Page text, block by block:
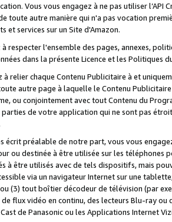
Vous vous engagez à ne pas utiliser l’API
toute autre manière qui n'a pas vocation
et services sur un Site d'Amazon.
à respecter l'ensemble des pages, annexes,
dans la présente Licence et les Politiques
à relier chaque Contenu Publicitaire à et
autre page à laquelle le Contenu
ou conjointement avec tout Contenu du
parties de votre application qui ne sont pas
écrit préalable de notre part, vous vous
ou destinée à être utilisée sur les téléphones
à être utilisés avec de tels dispositifs, mais
via un navigateur Internet sur une
ou (3) tout boîtier décodeur de télévision (par
flux vidéo en continu, des lecteurs Blu-ray
de Panasonic ou les Applications Internet